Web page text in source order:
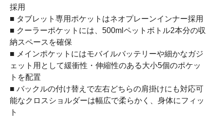
採用
■ タブレット専用ポケットはネオプレーンインナー採用
■ クーラーポケットには、500mlペットボトル2本分の収
納スペースを確保
■ メインポケットにはモバイルバッテリーや細かなガジ
ェット用として緩衝性・伸縮性のある大小5個のポケッ
トを配置
■ バックルの付け替えで左右どちらの肩掛けにも対応可
能なクロスショルダーは幅広で柔らかく、身体にフィッ
ト